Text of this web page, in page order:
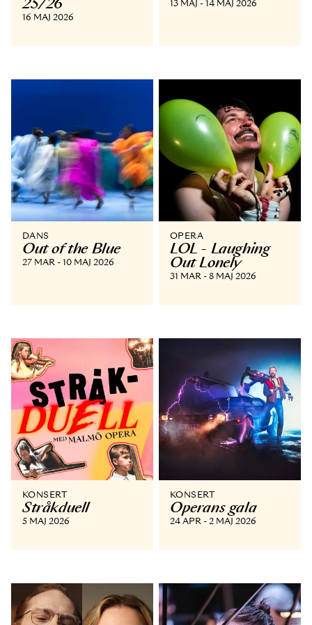
25/26
16 MAJ 2026
13 MAJ - 14 MAJ 2026
DANS
Out of the Blue
27 MAR - 10 MAJ 2026
OPERA
LOL - Laughing
Out Lonely
31 MAR - 8 MAJ 2026
KONSERT
Stråkduell
5 MAJ 2026
KONSERT
Operans gala
24 APR - 2 MAJ 2026